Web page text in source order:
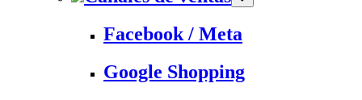
Facebook / Meta
Google Shopping